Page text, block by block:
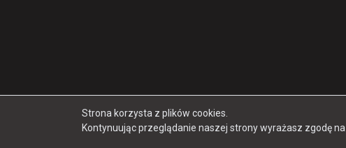
Strona korzysta z plików cookies.
Kontynuując przeglądanie naszej strony wyrażasz zgodę